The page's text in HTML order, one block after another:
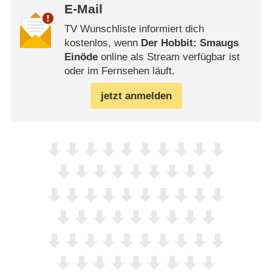
E-Mail
TV Wunschliste informiert dich
kostenlos, wenn Der Hobbit: Smaugs
Einödeonline als Stream verfügbar ist
oder im Fernsehen läuft.
jetzt anmelden